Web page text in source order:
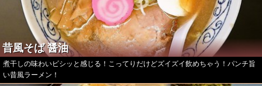
昔風そば 醤油
煮干しの味わいビシッと感じる！こってりだけどズイズイ飲めちゃう！パンチ旨
い昔風ラーメン！